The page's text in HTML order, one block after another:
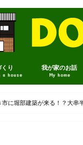
り
a house
我が家のお話
My home
に堀部建築が来る！？大串